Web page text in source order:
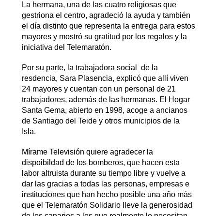
La hermana, una de las cuatro religiosas que
gestriona el centro, agradeció la ayuda y también
el día distinto que representa la entrega para estos
mayores y mostró su gratitud por los regalos y la
iniciativa del Telemaratón.
Por su parte, la trabajadora social de la
resdencia, Sara Plasencia, explicó que allí viven
24 mayores y cuentan con un personal de 21
trabajadores, además de las hermanas. El Hogar
Santa Gema, abierto en 1998, acoge a ancianos
de Santiago del Teide y otros municipios de la
Isla.
Mírame Televisión quiere agradecer la
dispoibildad de los bomberos, que hacen esta
labor altruista durante su tiempo libre y vuelve a
dar las gracias a todas las personas, empresas e
instituciones que han hecho posible una año más
que el Telemaratón Solidario lleve la generosidad